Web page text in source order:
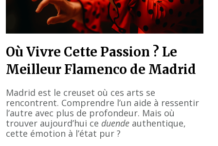
Où Vivre Cette Passion ? Le
Meilleur Flamenco de Madrid
Madrid est le creuset où ces arts se
rencontrent. Comprendre l’un aide à ressentir
l’autre avec plus de profondeur. Mais où
trouver aujourd’hui ce duende authentique,
cette émotion à l’état pur ?